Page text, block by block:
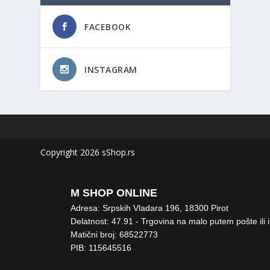
FACEBOOK
INSTAGRAM
Copyright 2026 sShop.rs
M SHOP ONLINE
Adresa: Srpskih Vladara 196, 18300 Pirot
Delatnost: 47.91 - Trgovina na malo putem pošte ili
Matični broj: 68522773
PIB: 115645516